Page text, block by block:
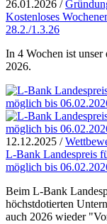
26.01.2026 /
Kostenloses
28.2./1.3.26
In 4 Wochen ist unser
2026.
12.12.2025 /
L-Bank Landespreis
möglich bis
Beim L-Bank
höchstdotierten
auch 2026 wieder